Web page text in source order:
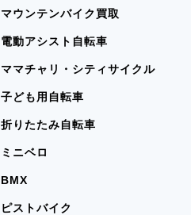
マウンテンバイク買取
電動アシスト自転車
ママチャリ・シティサイクル
子ども用自転車
折りたたみ自転車
ミニベロ
BMX
ピストバイク